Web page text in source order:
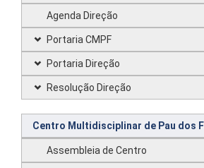
Agenda Direção
Portaria CMPF
Portaria Direção
Resolução Direção
Centro Multidisciplinar de Pau dos
Assembleia de Centro